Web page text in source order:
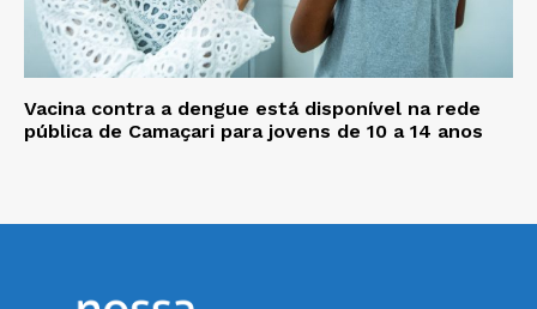
Vacina contra a dengue está disponível na rede
pública de Camaçari para jovens de 10 a 14 anos